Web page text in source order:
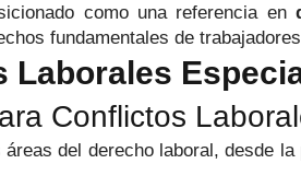
como una referencia en
fundamentales de
Conflictos
del derecho laboral, desde